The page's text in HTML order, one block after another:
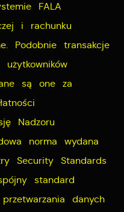
FALA
i rachunku
Podobnie transakcje
użytkowników
są one za
Nadzoru
norma wydana
Security Standards
standard
danych